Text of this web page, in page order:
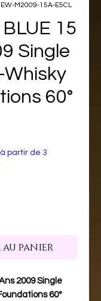
M2009-15A-E5CL
15
Single
Whisky
60°
partir de 3
panier
2009 Single
60°